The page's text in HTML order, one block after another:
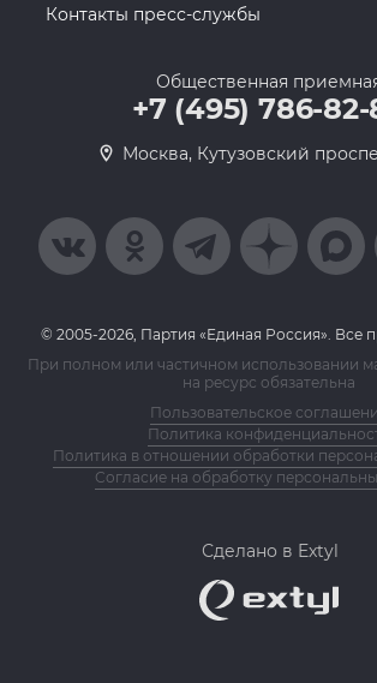
Контакты пресс-службы
Общественная
+7 (495) 786-
Москва, Кутузовский
© 2005-2026, Партия «Единая Россия». Все
При полном или частичном использовании
на ресурс обязательна
Пользовательское
Политика
Политика в отношении обработки
Согласие на обработку
Сделано в Extyl